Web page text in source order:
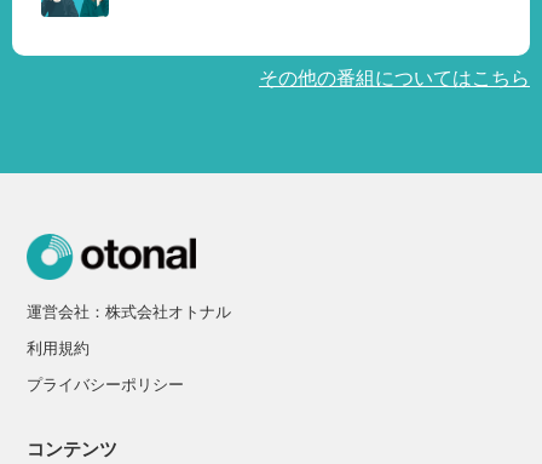
その他の番組についてはこちら
運営会社：株式会社オトナル
利用規約
プライバシーポリシー
コンテンツ